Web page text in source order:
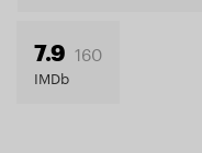
7.9 160
IMDb